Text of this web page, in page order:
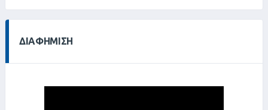
ΔΙΑΦΉΜΙΣΗ